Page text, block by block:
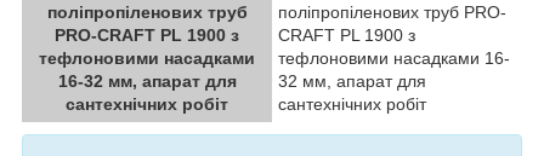
поліпропіленових труб
PRO-CRAFT PL 1900 з
тефлоновими насадками
16-32 мм, апарат для
сантехнічних робіт
поліпропіленових труб PRO-
CRAFT PL 1900 з
тефлоновими насадками 16-
32 мм, апарат для
сантехнічних робіт